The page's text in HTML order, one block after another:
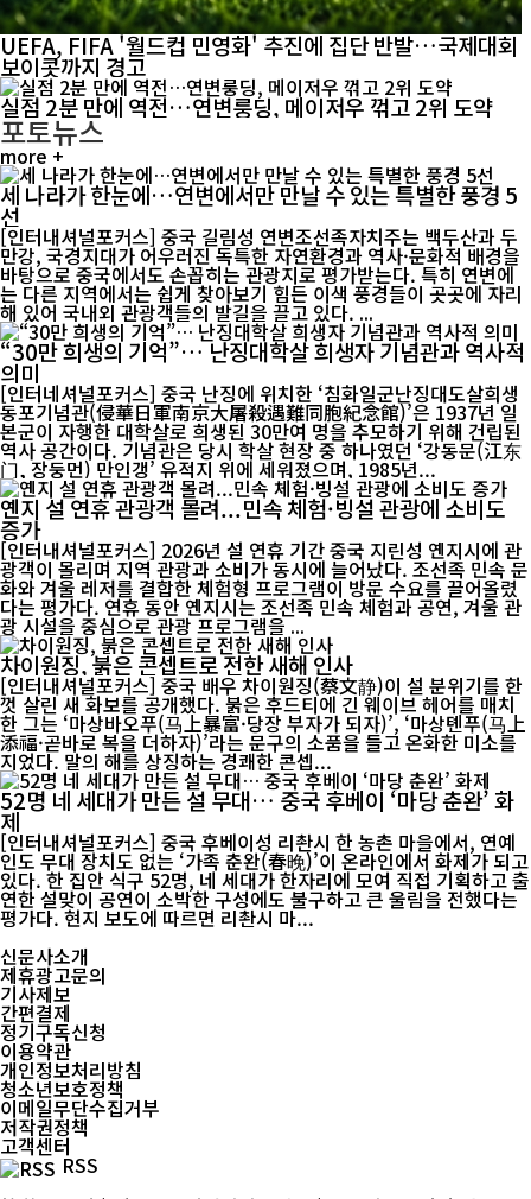
UEFA, FIFA '월드컵 민영화' 추진에 집단 반발…국제대회
보이콧까지 경고
실점 2분 만에 역전…연변룽딩, 메이저우 꺾고 2위 도약
포토뉴스
more +
세 나라가 한눈에…연변에서만 만날 수 있는 특별한 풍경 5
선
[인터내셔널포커스] 중국 길림성 연변조선족자치주는 백두산과 두
만강, 국경지대가 어우러진 독특한 자연환경과 역사·문화적 배경을
바탕으로 중국에서도 손꼽히는 관광지로 평가받는다. 특히 연변에
는 다른 지역에서는 쉽게 찾아보기 힘든 이색 풍경들이 곳곳에 자리
해 있어 국내외 관광객들의 발길을 끌고 있다. ...
“30만 희생의 기억”… 난징대학살 희생자 기념관과 역사적
의미
[인터네셔널포커스] 중국 난징에 위치한 ‘침화일군난징대도살희생
동포기념관(侵華日軍南京大屠殺遇難同胞紀念館)’은 1937년 일
본군이 자행한 대학살로 희생된 30만여 명을 추모하기 위해 건립된
역사 공간이다. 기념관은 당시 학살 현장 중 하나였던 ‘강동문(江东
门, 장둥먼) 만인갱’ 유적지 위에 세워졌으며, 1985년...
옌지 설 연휴 관광객 몰려...민속 체험·빙설 관광에 소비도
증가
[인터내셔널포커스] 2026년 설 연휴 기간 중국 지린성 옌지시에 관
광객이 몰리며 지역 관광과 소비가 동시에 늘어났다. 조선족 민속 문
화와 겨울 레저를 결합한 체험형 프로그램이 방문 수요를 끌어올렸
다는 평가다. 연휴 동안 옌지시는 조선족 민속 체험과 공연, 겨울 관
광 시설을 중심으로 관광 프로그램을 ...
차이원징, 붉은 콘셉트로 전한 새해 인사
[인터내셔널포커스] 중국 배우 차이원징(蔡文静)이 설 분위기를 한
껏 살린 새 화보를 공개했다. 붉은 후드티에 긴 웨이브 헤어를 매치
한 그는 ‘마상바오푸(马上暴富·당장 부자가 되자)’, ‘마상톈푸(马上
添福·곧바로 복을 더하자)’라는 문구의 소품을 들고 온화한 미소를
지었다. 말의 해를 상징하는 경쾌한 콘셉...
52명 네 세대가 만든 설 무대… 중국 후베이 ‘마당 춘완’ 화
제
[인터내셔널포커스] 중국 후베이성 리촨시 한 농촌 마을에서, 연예
인도 무대 장치도 없는 ‘가족 춘완(春晚)’이 온라인에서 화제가 되고
있다. 한 집안 식구 52명, 네 세대가 한자리에 모여 직접 기획하고 출
연한 설맞이 공연이 소박한 구성에도 불구하고 큰 울림을 전했다는
평가다. 현지 보도에 따르면 리촨시 마...
신문사소개
제휴광고문의
기사제보
간편결제
정기구독신청
이용약관
개인정보처리방침
청소년보호정책
이메일무단수집거부
저작권정책
고객센터
RSS